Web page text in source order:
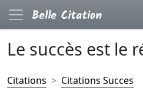
Le succès est le
Citations
Citations Succes